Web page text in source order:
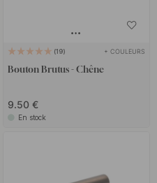
19 + COULEURS
Bouton Brutus - Chêne
9.50 €
En stock